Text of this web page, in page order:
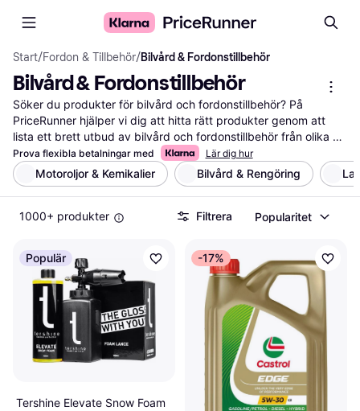
Start/Fordon & Tillbehör/Bilvård & Fordonstillbehör
Bilvård & Fordonstillbehör
Söker du produkter för bilvård och fordonstillbehör? På
PriceRunner hjälper vi dig att hitta rätt produkter genom att
lista ett brett utbud av bilvård och fordonstillbehör från olika
märken och återförsäljare. Använd våra praktiska filter för att
enkelt navigera bland olika alternativ. Du kan sortera efter pris,
funktioner eller användarrecensioner för att snabbt hitta det
som passar dina behov bäst. Våra filter gör det enkelt att hitta
produkter för både invändig och utvändig bilvård, samt
användare för att få en bättre förståelse för produkternas
kvalitet och prestanda. Vi guidar dig till de bästa erbjudandena
och ser till att du får mest värde för dina pengar. Börja här för
att göra ett välgrundat val och hitta de produkter som passar
din bil bäst!
Mer om bilvård & fordonstillbehör »
Prova flexibla betalningar med Lär dig hur
Motoroljor & Kemikalier Bilvård & Rengöring
1000+ produkter Filtrera Popularitet
Populär
Tershine Elevate Snow Foam
-17%